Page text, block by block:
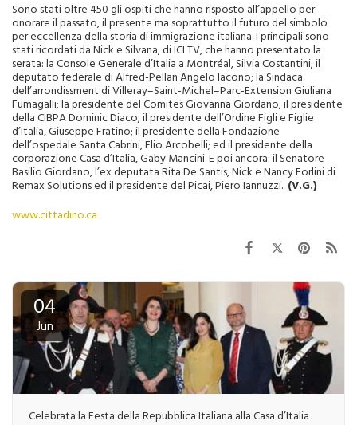
Sono stati oltre 450 gli ospiti che hanno risposto all’appello per
onorare il passato, il presente ma soprattutto il futuro del simbolo
per eccellenza della storia di immigrazione italiana. I principali sono
stati ricordati da Nick e Silvana, di ICI TV, che hanno presentato la
serata: la Console Generale d’Italia a Montréal, Silvia Costantini; il
deputato federale di Alfred-Pellan Angelo Iacono; la Sindaca
dell’arrondissment di Villeray–Saint-Michel–Parc-Extension Giuliana
Fumagalli; la presidente del Comites Giovanna Giordano; il presidente
della CIBPA Dominic Diaco; il presidente dell’Ordine Figli e Figlie
d’Italia, Giuseppe Fratino; il presidente della Fondazione
dell’ospedale Santa Cabrini, Elio Arcobelli; ed il presidente della
corporazione Casa d’Italia, Gaby Mancini. E poi ancora: il Senatore
Basilio Giordano, l’ex deputata Rita De Santis, Nick e Nancy Forlini di
Remax Solutions ed il presidente del Picai, Piero Iannuzzi. (V.G.)
www.cittadino.ca
04
Jun
Celebrata la Festa della Repubblica Italiana alla Casa d’Italia